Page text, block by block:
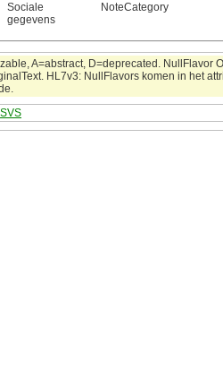
Sociale
gegevens
NoteCategory
A=abstract, D=deprecated. NullFlavor
HL7v3: NullFlavors komen in het
SVS